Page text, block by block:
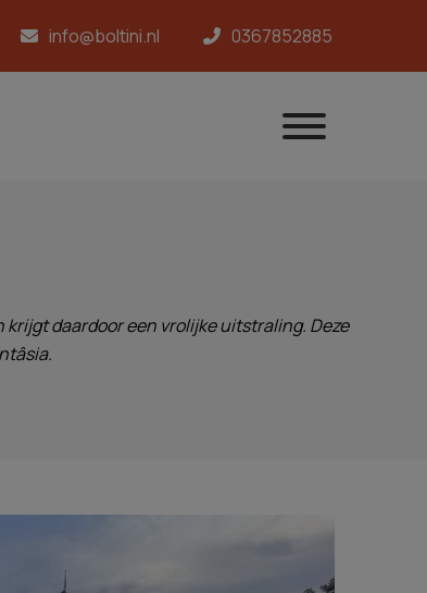
info@boltini.nl 0367852885
daardoor een vrolijke uitstraling. Deze